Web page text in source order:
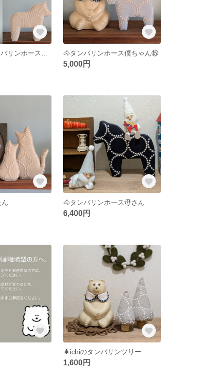
🐴タンバリンホース僕ちゃん⑮
5,000円
ん 🐴タンバリンホース母さん
6,400円
🌲ichiのタンバリンツリー
1,600円